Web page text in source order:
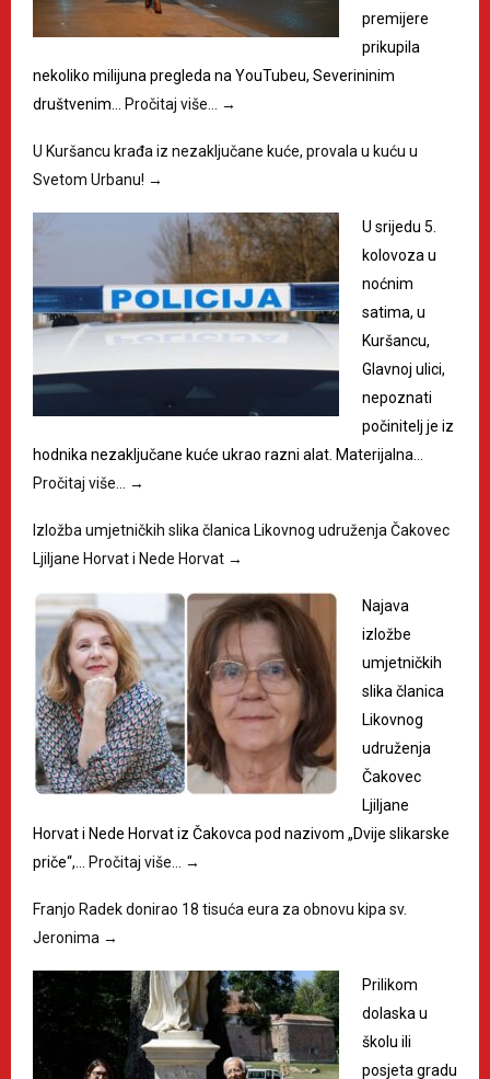
premijere
prikupila
nekoliko milijuna pregleda na YouTubeu, Severininim
društvenim… Pročitaj više… →
U Kuršancu krađa iz nezaključane kuće, provala u kuću u
Svetom Urbanu! →
U srijedu 5.
kolovoza u
noćnim
satima, u
Kuršancu,
Glavnoj ulici,
nepoznati
počinitelj je iz
hodnika nezaključane kuće ukrao razni alat. Materijalna…
Pročitaj više…
→
Izložba umjetničkih slika članica Likovnog udruženja Čakovec
Ljiljane Horvat i Nede Horvat →
Najava
izložbe
umjetničkih
slika članica
Likovnog
udruženja
Čakovec
Ljiljane
Horvat i Nede Horvat iz Čakovca pod nazivom „Dvije slikarske
priče“,… Pročitaj više… →
Franjo Radek donirao 18 tisuća eura za obnovu kipa sv.
Jeronima →
Prilikom
dolaska u
školu ili
posjeta gradu